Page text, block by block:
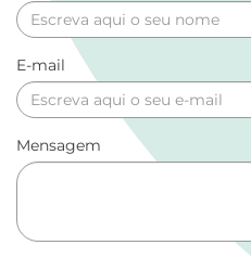
E-mail
Mensagem